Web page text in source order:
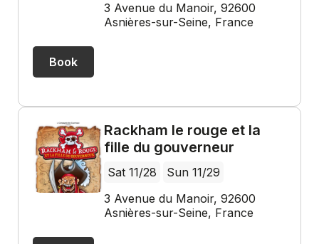
3 Avenue du Manoir, 92600
Asnières-sur-Seine, France
Book
Rackham le rouge et la
fille du gouverneur
Sat 11/28
Sun 11/29
3 Avenue du Manoir, 92600
Asnières-sur-Seine, France